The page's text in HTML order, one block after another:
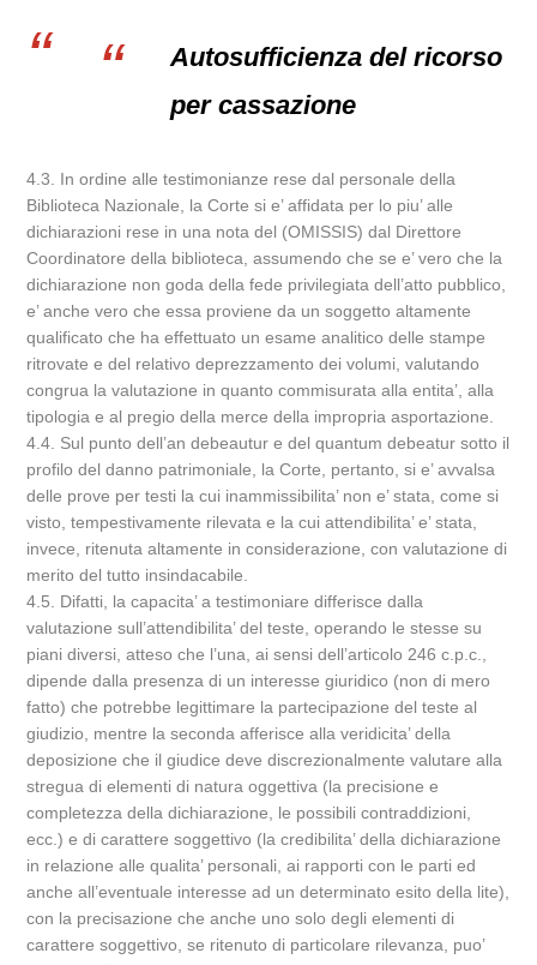
Autosufficienza del ricorso
per cassazione
4.3. In ordine alle testimonianze rese dal personale della
Biblioteca Nazionale, la Corte si e’ affidata per lo piu’ alle
dichiarazioni rese in una nota del (OMISSIS) dal Direttore
Coordinatore della biblioteca, assumendo che se e’ vero che la
dichiarazione non goda della fede privilegiata dell’atto pubblico,
e’ anche vero che essa proviene da un soggetto altamente
qualificato che ha effettuato un esame analitico delle stampe
ritrovate e del relativo deprezzamento dei volumi, valutando
congrua la valutazione in quanto commisurata alla entita’, alla
tipologia e al pregio della merce della impropria asportazione.
4.4. Sul punto dell’an debeautur e del quantum debeatur sotto il
profilo del danno patrimoniale, la Corte, pertanto, si e’ avvalsa
delle prove per testi la cui inammissibilita’ non e’ stata, come si
visto, tempestivamente rilevata e la cui attendibilita’ e’ stata,
invece, ritenuta altamente in considerazione, con valutazione di
merito del tutto insindacabile.
4.5. Difatti, la capacita’ a testimoniare differisce dalla
valutazione sull’attendibilita’ del teste, operando le stesse su
piani diversi, atteso che l’una, ai sensi dell’articolo 246 c.p.c.,
dipende dalla presenza di un interesse giuridico (non di mero
fatto) che potrebbe legittimare la partecipazione del teste al
giudizio, mentre la seconda afferisce alla veridicita’ della
deposizione che il giudice deve discrezionalmente valutare alla
stregua di elementi di natura oggettiva (la precisione e
completezza della dichiarazione, le possibili contraddizioni,
ecc.) e di carattere soggettivo (la credibilita’ della dichiarazione
in relazione alle qualita’ personali, ai rapporti con le parti ed
anche all’eventuale interesse ad un determinato esito della lite),
con la precisazione che anche uno solo degli elementi di
carattere soggettivo, se ritenuto di particolare rilevanza, puo’